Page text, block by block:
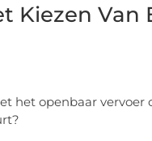
Kiezen Van
het openbaar vervoer